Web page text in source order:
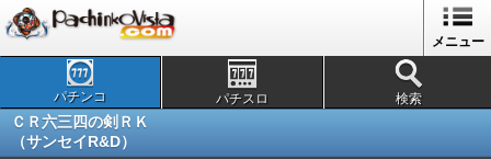
メニュー
パチンコ パチスロ 検索
ＣＲ六三四の剣ＲＫ
（サンセイR&D）